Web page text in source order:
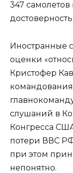
347 самолетов
Иностранные
оценки
Кристофер
слушаний в
Конгресса
потери ВВС РФ
при этом
непонятно.